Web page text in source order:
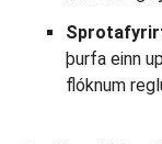
þurfa einn
flóknum